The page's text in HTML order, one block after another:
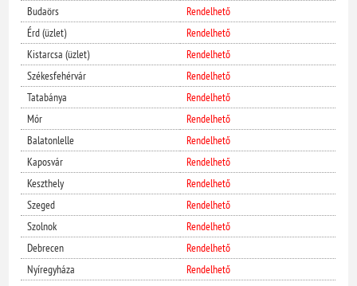
Budaörs
Rendelhető
Érd (üzlet)
Rendelhető
Kistarcsa (üzlet)
Rendelhető
Székesfehérvár
Rendelhető
Tatabánya
Rendelhető
Mór
Rendelhető
Balatonlelle
Rendelhető
Kaposvár
Rendelhető
Keszthely
Rendelhető
Szeged
Rendelhető
Szolnok
Rendelhető
Debrecen
Rendelhető
Nyíregyháza
Rendelhető